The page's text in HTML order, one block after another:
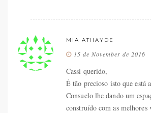
MIA ATHAYDE
15 de November de 2016
Cassi querido,
É tão precioso isto que está
Consuelo lhe dando um
construído com as melhores